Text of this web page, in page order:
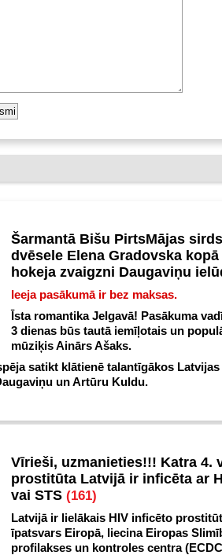
Šarmantā Bišu PirtsMājas
dvēsele Elena Gradovska kopā
hokeja zvaigzni Daugaviņu
Ieeja pasākumā ir bez maksas.
Īsta romantika Jelgavā! Pasākuma
3 dienas būs tautā iemīļotais un
mūziķis Ainārs Ašaks.
satikt klātienē talantīgākos Latvijas
un Artūru Kuldu.
Vīrieši, uzmanieties!!! Katra 4.
prostitūta Latvijā ir inficēta ar
vai STS (161)
Latvijā ir lielākais HIV inficēto
īpatsvars Eiropā, liecina Eiropas
profilakses un kontroles centra